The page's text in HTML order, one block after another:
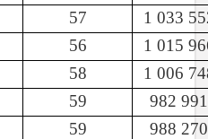
57
1 033
56
1 015
58
1 006
59
982 991
59
988 270